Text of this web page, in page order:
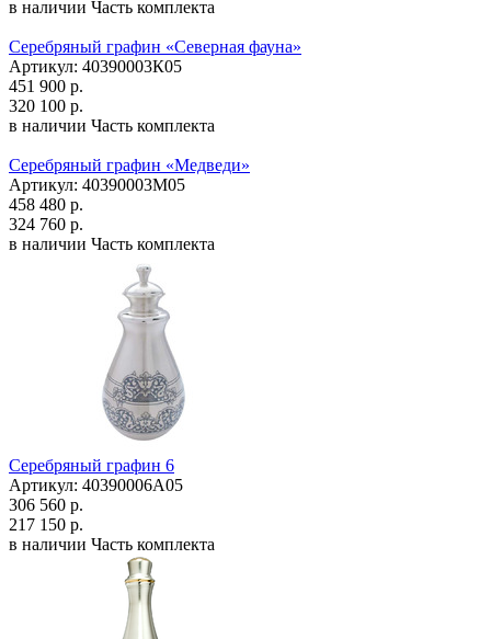
в наличии Часть комплекта
Серебряный графин «Северная фауна»
Артикул: 40390003К05
451 900 р.
320 100 р.
в наличии Часть комплекта
Серебряный графин «Медведи»
Артикул: 40390003М05
458 480 р.
324 760 р.
в наличии Часть комплекта
Серебряный графин 6
Артикул: 40390006А05
306 560 р.
217 150 р.
в наличии Часть комплекта